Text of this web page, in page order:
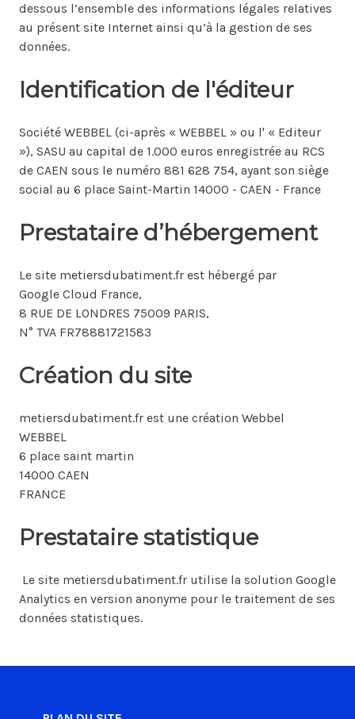
dessous l’ensemble des informations légales relatives
au présent site Internet ainsi qu’à la gestion de ses
données.
Identification de l'éditeur
Société WEBBEL (ci-après « WEBBEL » ou l' « Editeur
»), SASU au capital de 1.000 euros enregistrée au RCS
de CAEN sous le numéro 881 628 754, ayant son siège
social au 6 place Saint-Martin 14000 - CAEN - France
Prestataire d’hébergement
Le site metiersdubatiment.fr est hébergé par
Google Cloud France,
8 RUE DE LONDRES 75009 PARIS,
N° TVA FR78881721583
Création du site
metiersdubatiment.fr est une création Webbel
WEBBEL
6 place saint martin
14000 CAEN
FRANCE
Prestataire statistique
Le site metiersdubatiment.fr utilise la solution Google
Analytics en version anonyme pour le traitement de ses
données statistiques.